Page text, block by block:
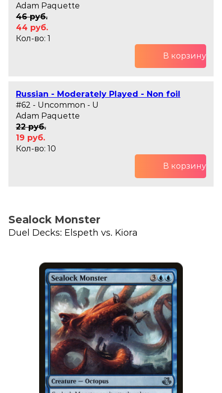
Adam Paquette
46 руб.
44 руб.
Кол-во: 1
В корзину
Russian - Moderately Played - Non foil
#62 - Uncommon - U
Adam Paquette
22 руб.
19 руб.
Кол-во: 10
В корзину
Sealock Monster
Duel Decks: Elspeth vs. Kiora